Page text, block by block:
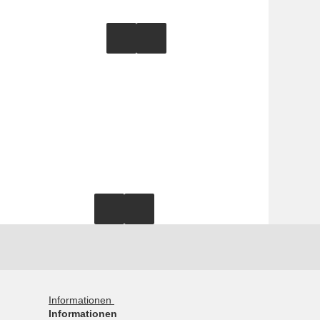
Informationen
Informationen